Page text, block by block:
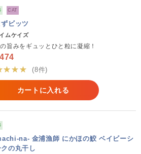
CAT
ビッツ
ムケイズ
旨みをギュッとひと粒に凝縮！
(8件)
カートに入れる
na- 金浦漁師 にかほの鮫 ベイビーシ
クの丸干し